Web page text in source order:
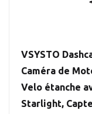
VSYSTO
Caméra de
Velo étanche
Starlight,